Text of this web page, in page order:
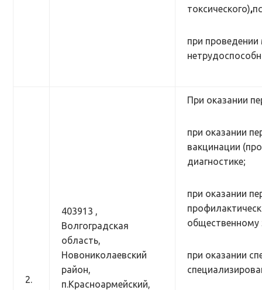
токсического),
при проведении
2.
403913 ,
Волгоградская
область,
Новониколаевский
район,
п.Красноармейский,
При оказании
при оказании
вакцинации
диагностике;
при оказании
при оказании